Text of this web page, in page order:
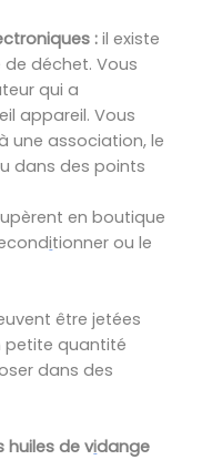
: il existe
déchet. Vous
qui a
appareil. Vous
une association, le
dans des points
en boutique
itionner ou le
être jetées
petite quantité
dans des
huiles de vidange